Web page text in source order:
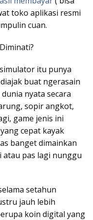
toko aplikasi resmi
cuan.
itu punya
buat ngerasain
nyata secara
sopir angkot,
game jenis ini
cepat kayak
banget dimainkan
atau pas lagi nunggu
setahun
jauh lebih
koin digital yang